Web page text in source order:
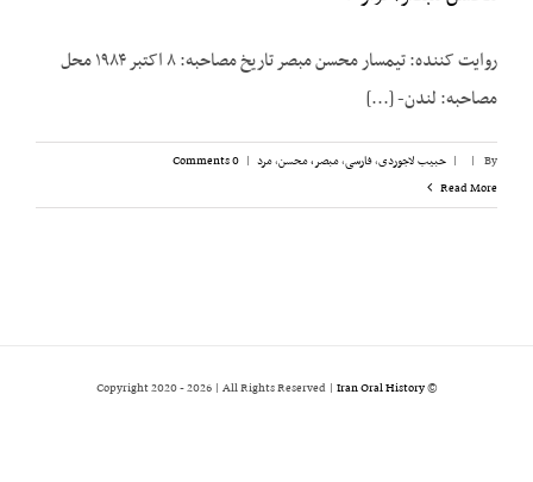
روایت کننده: تیمسار محسن مبصر تاریخ مصاحبه: ۸ اکتبر ۱۹۸۴ محل
مصاحبه: لندن- [...]
By
|
| حبیب لاجوردی,فارسی,مبصر، محسن,مرد |
0 Comments
Read More
© Copyright 2020 -
2026 | All Rights Reserved | Iran Oral History